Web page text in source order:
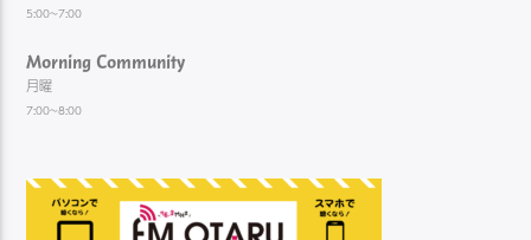
5:00~7:00
Morning Community
月曜
7:00~8:00